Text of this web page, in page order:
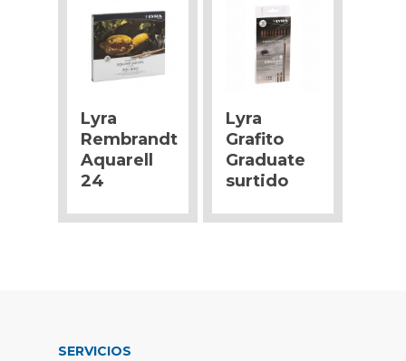
Lyra
Rembrandt
Aquarell
24
Lyra
Grafito
Graduate
surtido
SERVICIOS